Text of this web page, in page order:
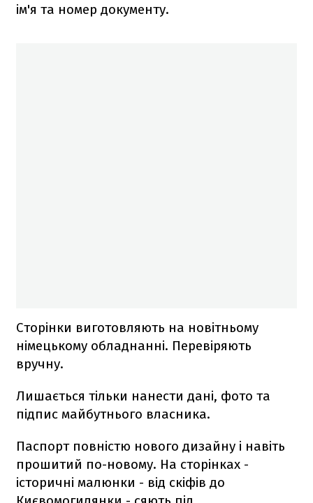
ім'я та номер документу.
Сторінки виготовляють на новітньому
німецькому обладнанні. Перевіряють
вручну.
Лишається тільки нанести дані, фото та
підпис майбутнього власника.
Паспорт повністю нового дизайну і навіть
прошитий по-новому. На сторінках -
історичні малюнки - від скіфів до